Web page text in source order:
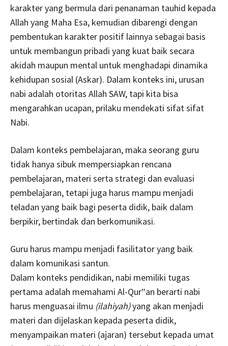
karakter yang bermula dari penanaman tauhid kepada
Allah yang Maha Esa, kemudian dibarengi dengan
pembentukan karakter positif lainnya sebagai basis
untuk membangun pribadi yang kuat baik secara
akidah maupun mental untuk menghadapi dinamika
kehidupan sosial (Askar). Dalam konteks ini, urusan
nabi adalah otoritas Allah SAW, tapi kita bisa
mengarahkan ucapan, prilaku mendekati sifat sifat
Nabi.
Dalam konteks pembelajaran, maka seorang guru
tidak hanya sibuk mempersiapkan rencana
pembelajaran, materi serta strategi dan evaluasi
pembelajaran, tetapi juga harus mampu menjadi
teladan yang baik bagi peserta didik, baik dalam
berpikir, bertindak dan berkomunikasi.
Guru harus mampu menjadi fasilitator yang baik
dalam komunikasi santun.
Dalam konteks pendidikan, nabi memiliki tugas
pertama adalah memahami Al-Qur‟an berarti nabi
harus menguasai ilmu (ilahiyah)yang akan menjadi
materi dan dijelaskan kepada peserta didik,
menyampaikan materi (ajaran) tersebut kepada umat